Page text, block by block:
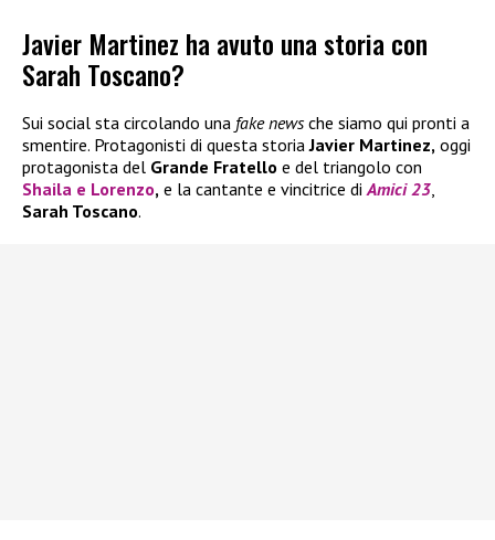
Javier Martinez ha avuto una storia con
Sarah Toscano?
Sui social sta circolando una fake newsche siamo qui pronti a
smentire. Protagonisti di questa storiaJavier Martinez, oggi
protagonista del Grande Fratello e del triangolo con
Shaila e Lorenzo, e la cantante e vincitrice di Amici 23
Sarah Toscano.